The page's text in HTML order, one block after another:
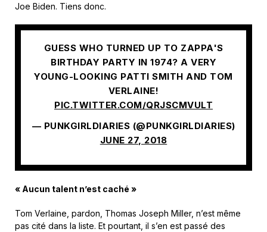
Joe Biden. Tiens donc.
GUESS WHO TURNED UP TO ZAPPA'S
BIRTHDAY PARTY IN 1974? A VERY
YOUNG-LOOKING PATTI SMITH AND TOM
VERLAINE!
PIC.TWITTER.COM/QRJSCMVULT
— PUNKGIRLDIARIES (@PUNKGIRLDIARIES)
JUNE 27, 2018
« Aucun talent n’est caché »
Tom Verlaine, pardon, Thomas Joseph Miller, n’est même
pas cité dans la liste. Et pourtant, il s’en est passé des